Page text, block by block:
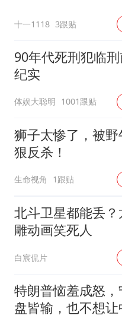
奋
十一1118 3跟贴
90年代死刑犯临
纪实
体娱大聪明 1001跟贴
狮子太惨了，被野
狠反杀！
生命视角 1跟贴
北斗卫星都能丢
雕动画笑死人
白宸侃片
特朗普恼羞成怒，
盘皆输，也不想让